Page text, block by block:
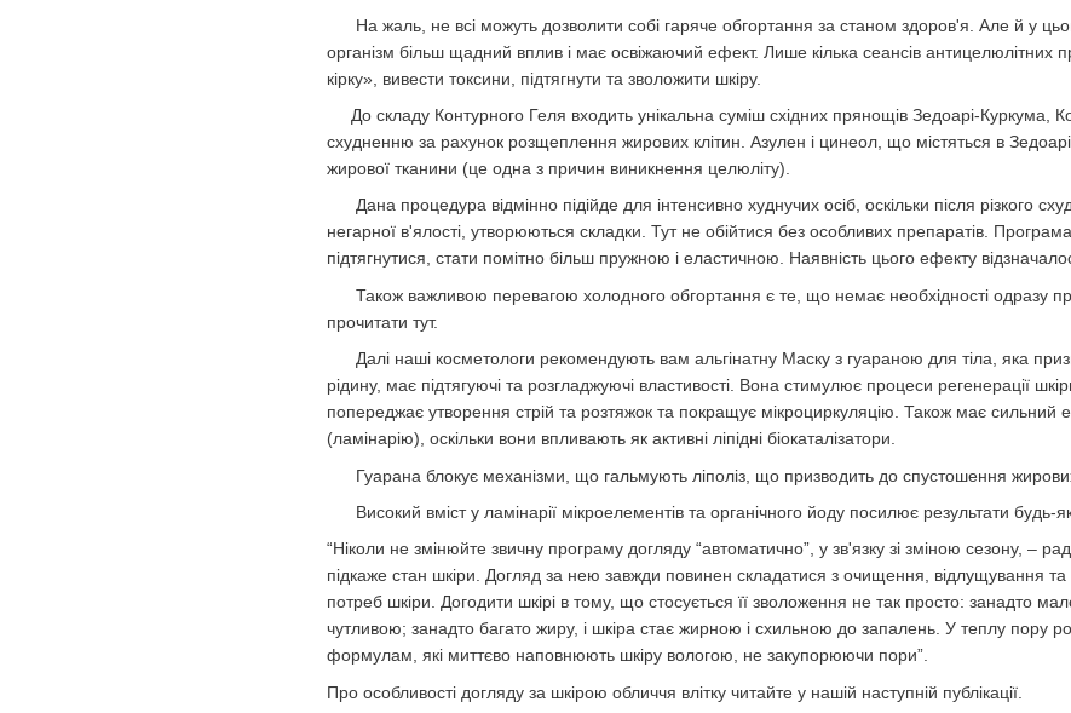
На жаль, не всі можуть дозволити собі гаряче обгортання за станом здоров'я. Але й у
організм більш щадний вплив і має освіжаючий ефект. Лише кілька сеансів антицелюлітних
кірку», вивести токсини, підтягнути та зволожити шкіру.
До складу Контурного Геля входить унікальна суміш східних прянощів Зедоарі-Куркума,
схудненню за рахунок розщеплення жирових клітин. Азулен і цинеол, що містяться в
жирової тканини (це одна з причин виникнення целюліту).
Дана процедура відмінно підійде для інтенсивно худнучих осіб, оскільки після різкого
негарної в'ялості, утворюються складки. Тут не обійтися без особливих препаратів.
підтягнутися, стати помітно більш пружною і еластичною. Наявність цього ефекту
Також важливою перевагою холодного обгортання є те, що немає необхідності одразу
прочитати тут.
Далі наші косметологи рекомендують вам альгінатну Маску з гуараною для тіла, яка
рідину, має підтягуючі та розгладжуючі властивості. Вона стимулює процеси регенерації
попереджає утворення стрій та розтяжок та покращує мікроциркуляцію. Також має
(ламінарію), оскільки вони впливають як активні ліпідні біокаталізатори.
Гуарана блокує механізми, що гальмують ліполіз, що призводить до спустошення
Високий вміст у ламінарії мікроелементів та органічного йоду посилює результати будь-
“Ніколи не змінюйте звичну програму догляду “автоматично”, у зв'язку зі зміною сезону,
підкаже стан шкіри. Догляд за нею завжди повинен складатися з очищення, відлущування та
потреб шкіри. Догодити шкірі в тому, що стосується її зволоження не так просто: занадто
чутливою; занадто багато жиру, і шкіра стає жирною і схильною до запалень. У теплу пору
формулам, які миттєво наповнюють шкіру вологою, не закупорюючи пори”.
Про особливості догляду за шкірою обличчя влітку читайте у нашій наступній публікації.